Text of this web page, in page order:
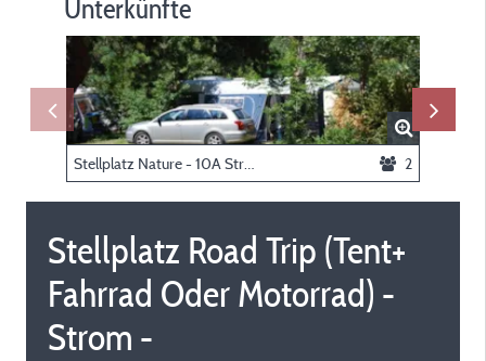
Unterkünfte
2
Stellplatz Road Trip (Tent+
Fahrrad Oder Motorrad) -
Strom -